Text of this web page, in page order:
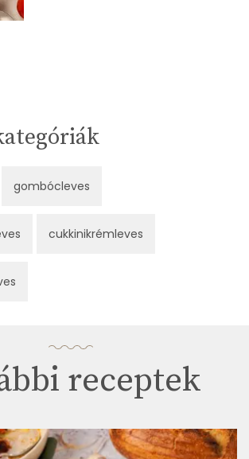
gombócleves
cukkinikrémleves
receptek